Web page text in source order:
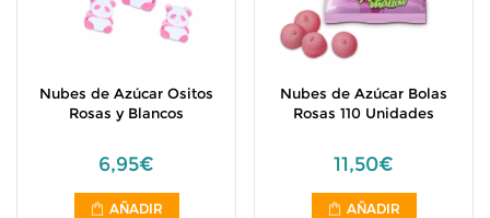
Nubes de Azúcar Ositos
Rosas y Blancos
6,95€
AÑADIR
Nubes de Azúcar Bolas
Rosas 110 Unidades
11,50€
AÑADIR